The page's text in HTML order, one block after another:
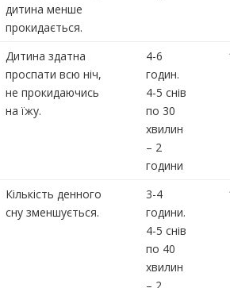
дитина менше
прокидається.
Дитина здатна
проспати всю ніч,
не прокидаючись
на їжу.
4-6
годин.
4-5 снів
по 30
хвилин
– 2
години
Кількість денного
сну зменшується.
3-4
години.
4-5 снів
по 40
хвилин